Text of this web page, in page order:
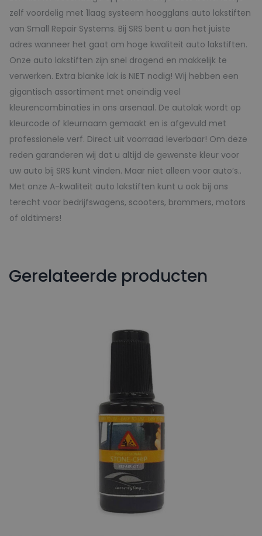
zelf voordelig met 1laag systeem hoogglans auto lakstiften
van Small Repair Systems. Bij SRS bent u aan het juiste
adres wanneer het gaat om hoge kwaliteit auto lakstiften.
Onze auto lakstiften zijn snel drogend en makkelijk te
verwerken. Extra blanke lak is NIET nodig! Wij hebben een
gigantisch assortiment met oneindig veel
kleurencombinaties in ons arsenaal. De autolak wordt op
kleurcode of kleurnaam gemaakt en is afgevuld met
professionele verf. Direct uit voorraad leverbaar! Om deze
reden garanderen wij dat u altijd de gewenste kleur voor
uw auto bij SRS kunt vinden. Maar niet alleen voor auto’s..
Met onze A-kwaliteit auto lakstiften kunt u ook bij ons
terecht voor bedrijfswagens, scooters, brommers, motors
of oldtimers!
Gerelateerde producten